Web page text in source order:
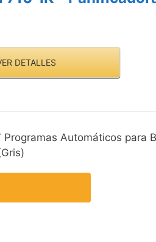
DETALLES
Automáticos para